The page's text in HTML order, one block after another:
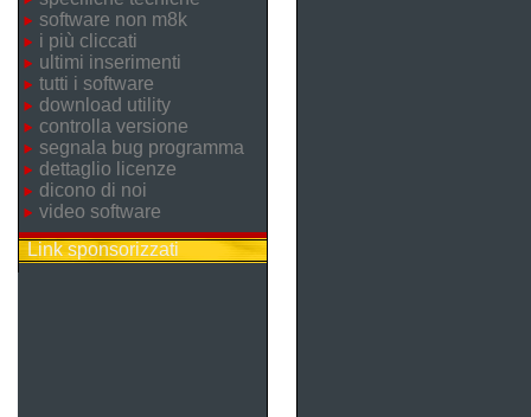
software non m8k
i più cliccati
ultimi inserimenti
tutti i software
download utility
controlla versione
segnala bug programma
dettaglio licenze
dicono di noi
video software
Link sponsorizzati